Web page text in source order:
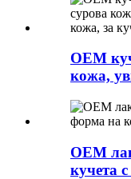
OEM
кожа,
OEM
кучета